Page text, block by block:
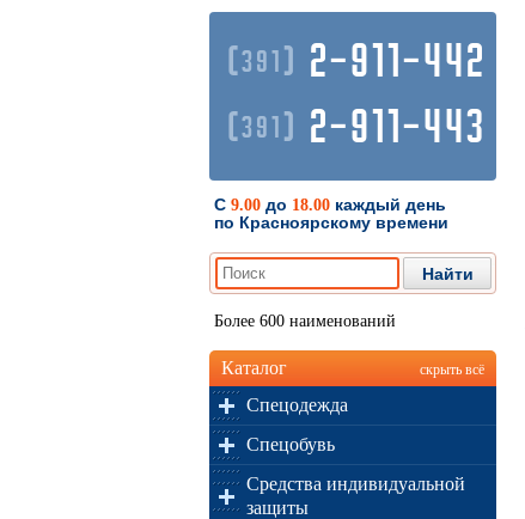
(391) 2-911-442
(391) 2-911-443
С 9.00до 18.00каждый день
по Красноярскому времени
Более 600 наименований
Каталог скрыть всё
Спецодежда
Спецобувь
Средства индивидуальной
защиты